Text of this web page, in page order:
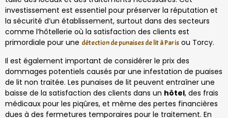
investissement est essentiel pour préserver la réputation et
la sécurité d’un établissement, surtout dans des secteurs
comme l’hôtellerie où la satisfaction des clients est
primordiale pour une détection de punaises de lit à Paris ou Torcy.
Il est également important de considérer le prix des
dommages potentiels causés par une infestation de puaises
de lit non traitée. Les punaises de lit peuvent entraîner une
baisse de la satisfaction des clients dans un hôtel, des frais
médicaux pour les piqûres, et même des pertes financières
dues à des fermetures temporaires pour le traitement. En